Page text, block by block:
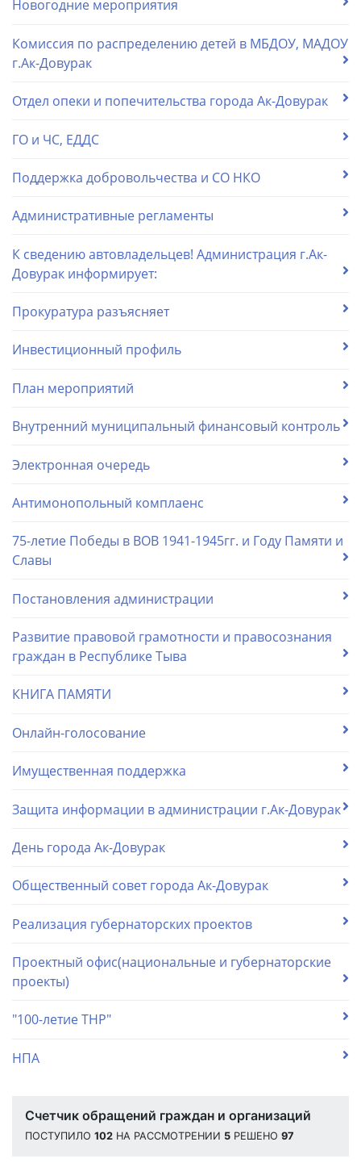
Новогодние мероприятия
Комиссия по распределению детей в МБДОУ, МАДОУ
г.Ак-Довурак
Отдел опеки и попечительства города Ак-Довурак
ГО и ЧС, ЕДДС
Поддержка добровольчества и СО НКО
Административные регламенты
К сведению автовладельцев! Администрация г.Ак-
Довурак информирует:
Прокуратура разъясняет
Инвестиционный профиль
План мероприятий
Внутренний муниципальный финансовый контроль
Электронная очередь
Антимонопольный комплаенс
75-летие Победы в ВОВ 1941-1945гг. и Году Памяти и
Славы
Постановления администрации
Развитие правовой грамотности и правосознания
граждан в Республике Тыва
КНИГА ПАМЯТИ
Онлайн-голосование
Имущественная поддержка
Защита информации в администрации г.Ак-Довурак
День города Ак-Довурак
Общественный совет города Ак-Довурак
Реализация губернаторских проектов
Проектный офис(национальные и губернаторские
проекты)
"100-летие ТНР"
НПА
Счетчик обращений граждан и организаций
ПОСТУПИЛО 102 НА РАССМОТРЕНИИ 5 РЕШЕНО 97